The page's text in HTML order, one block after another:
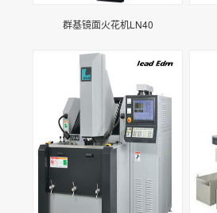
群基镜面火花机LN40